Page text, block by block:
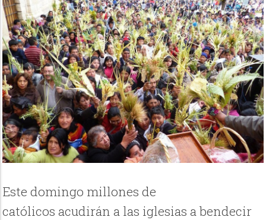
Este domingo millones de
católicos acudirán a las iglesias a bendecir